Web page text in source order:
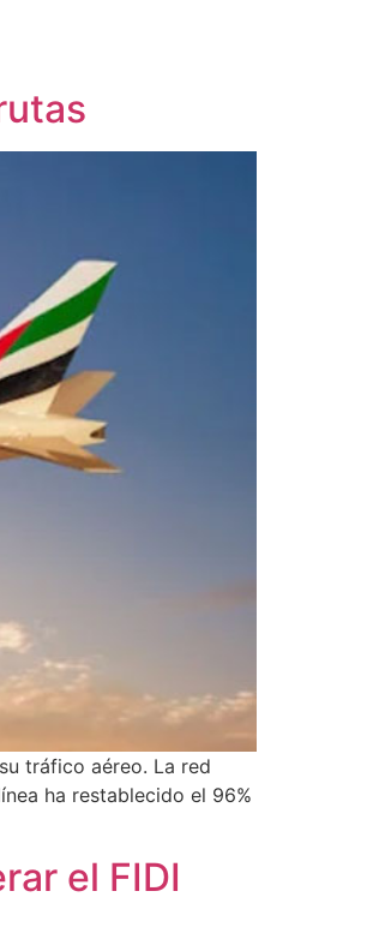
tráfico aéreo. La red
ha restablecido el 96%
el FIDI